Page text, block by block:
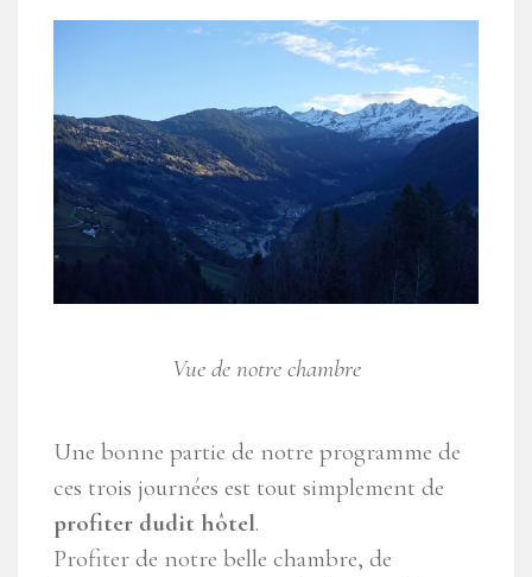
Vue de notre chambre
Une bonne partie de notre programme de
ces trois journées est tout simplement de
profiter dudit hôtel.
Profiter de notre belle chambre, de